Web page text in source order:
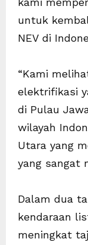
untuk
NEV di
“Kami
elektrifikasi
di Pulau
wilayah
Utara yang
yang sangat
Dalam dua
kendaraan
meningkat